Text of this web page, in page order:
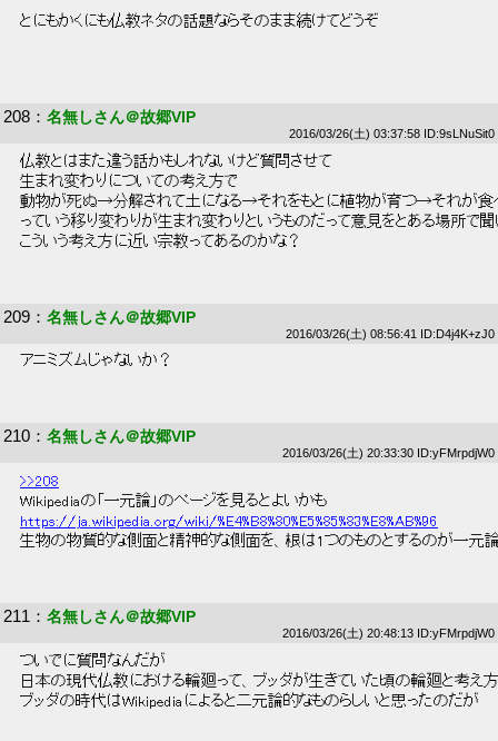
とにもかくにも仏教ネタの話題ならそのまま続けてどうぞ
208 ： 名無しさん＠故郷VIP
2016/03/26(土) 03:37:58 ID:9sLNuSit0
仏教とはまた違う話かもしれないけど質問させて
生まれ変わりについての考え方で
動物が死ぬ→分解されて土になる→それをもとに植物が育つ→それが食
っていう移り変わりが生まれ変わりというものだって意見をとある場所で
こういう考え方に近い宗教ってあるのかな？
209 ： 名無しさん＠故郷VIP
2016/03/26(土) 08:56:41 ID:D4j4K+zJ0
アニミズムじゃないか？
210 ： 名無しさん＠故郷VIP
2016/03/26(土) 20:33:30 ID:yFMrpdjW0
>>208
Wikipediaの「一元論」のページを見るとよいかも
https://ja.wikipedia.org/wiki/%E4%B8%80%E5%85%83%E8%AB%96
生物の物質的な側面と精神的な側面を、根は1つのものとするのが一元
211 ： 名無しさん＠故郷VIP
2016/03/26(土) 20:48:13 ID:yFMrpdjW0
ついでに質問なんだが
日本の現代仏教における輪廻って、ブッダが生きていた頃の輪廻と考え
ブッダの時代はWikipediaによると二元論的なものらしいと思ったのだが